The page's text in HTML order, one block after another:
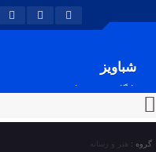
شباویز
پایگاه خبری شباویز
گروه : هنر و رسانه